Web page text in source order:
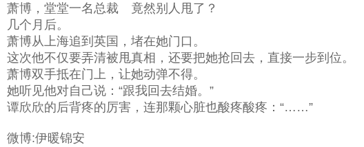
萧博，堂堂一名总裁 竟然别人甩了？
几个月后。
萧博从上海追到英国，堵在她门口。
这次他不仅要弄清被甩真相，还要把她抢回去，直接一步到位。
萧博双手抵在门上，让她动弹不得。
她听见他对自己说：“跟我回去结婚。”
谭欣欣的后背疼的厉害，连那颗心脏也酸疼酸疼：“……”
微博:伊暖锦安